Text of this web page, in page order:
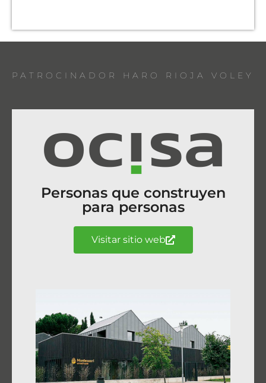
PATROCINADOR HARO RIOJA VOLEY
Personas que construyen
para personas
Visitar sitio web